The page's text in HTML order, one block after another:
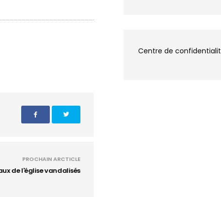
PROCHAIN ARCTICLE
de l'église vandalisés
Centre de